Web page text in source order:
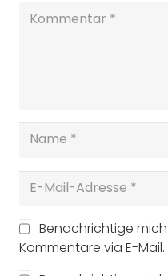
Benachrichtige
Kommentare via E-Mail.